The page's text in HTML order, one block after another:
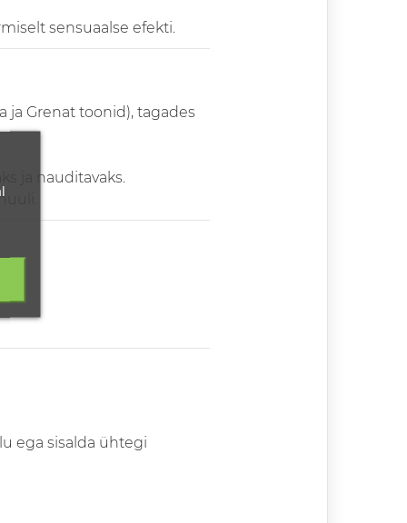
sensuaalse efekti.
ja Grenat toonid), tagades
ja nauditavaks.
ega sisalda ühtegi